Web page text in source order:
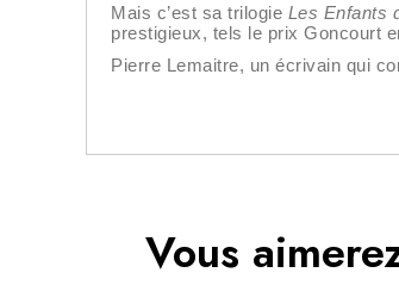
Mais c’est sa trilogie Les Enfants
prestigieux, tels le prix Goncourt
Pierre Lemaitre, un écrivain qui
Vous